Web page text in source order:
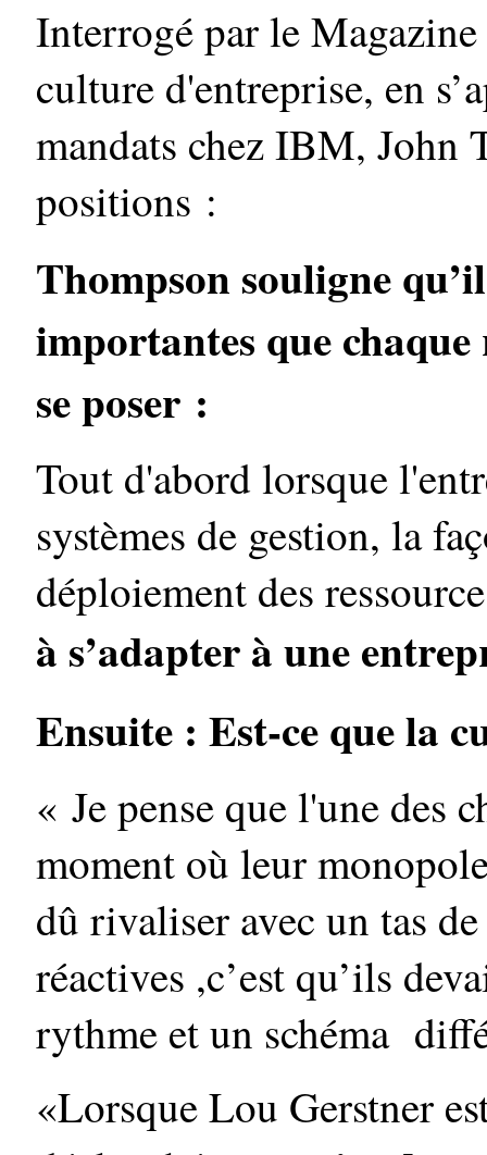
Interrogé par le
culture d'entreprise, en
mandats chez IBM, John
positions :
Thompson souligne
importantes que
se poser :
Tout d'abord lorsque
systèmes de gestion, la
déploiement des
à s’adapter à une
Ensuite : Est-ce que la
« Je pense que l'une des
moment où leur
dû rivaliser avec un tas
réactives ,c’est qu’ils
rythme et un schéma
«Lorsque Lou Gerstner